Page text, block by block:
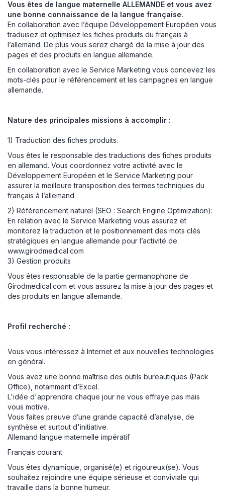
Vous êtes de langue maternelle ALLEMANDE et vous avez
une bonne connaissance de la langue française.
En collaboration avec l’équipe Développement Européen vous
traduisez et optimisez les fiches produits du français à
l’allemand. De plus vous serez chargé de la mise à jour des
pages et des produits en langue allemande.
En collaboration avec le Service Marketing vous concevez les
mots-clés pour le référencement et les campagnes en langue
allemande.
Nature des principales missions à accomplir :
1) Traduction des fiches produits.
Vous êtes le responsable des traductions des fiches produits
en allemand. Vous coordonnez votre activité avec le
Développement Européen et le Service Marketing pour
assurer la meilleure transposition des termes techniques du
français à l’allemand.
2) Référencement naturel (SEO : Search Engine Optimization):
En relation avec le Service Marketing vous assurez et
monitorez la traduction et le positionnement des mots clés
stratégiques en langue allemande pour l’activité de
www.girodmedical.com
3) Gestion produits
Vous êtes responsable de la partie germanophone de
Girodmedical.com et vous assurez la mise à jour des pages et
des produits en langue allemande.
Profil recherché :
Vous vous intéressez à Internet et aux nouvelles technologies
en général.
Vous avez une bonne maîtrise des outils bureautiques (Pack
Office), notamment d’Excel.
L'idée d'apprendre chaque jour ne vous effraye pas mais
vous motive.
Vous faites preuve d’une grande capacité d’analyse, de
synthèse et surtout d'initiative.
Allemand langue maternelle impératif
Français courant
Vous êtes dynamique, organisé(e) et rigoureux(se). Vous
souhaitez rejoindre une équipe sérieuse et conviviale qui
travaille dans la bonne humeur.